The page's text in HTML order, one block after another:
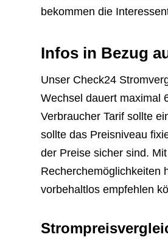
bekommen die
Infos in Bezug
Unser Check24
Wechsel dauert maximal
Verbraucher Tarif sollte
sollte das Preisniveau
der Preise sicher sind.
Recherchemöglichkeiten
vorbehaltlos empfehlen